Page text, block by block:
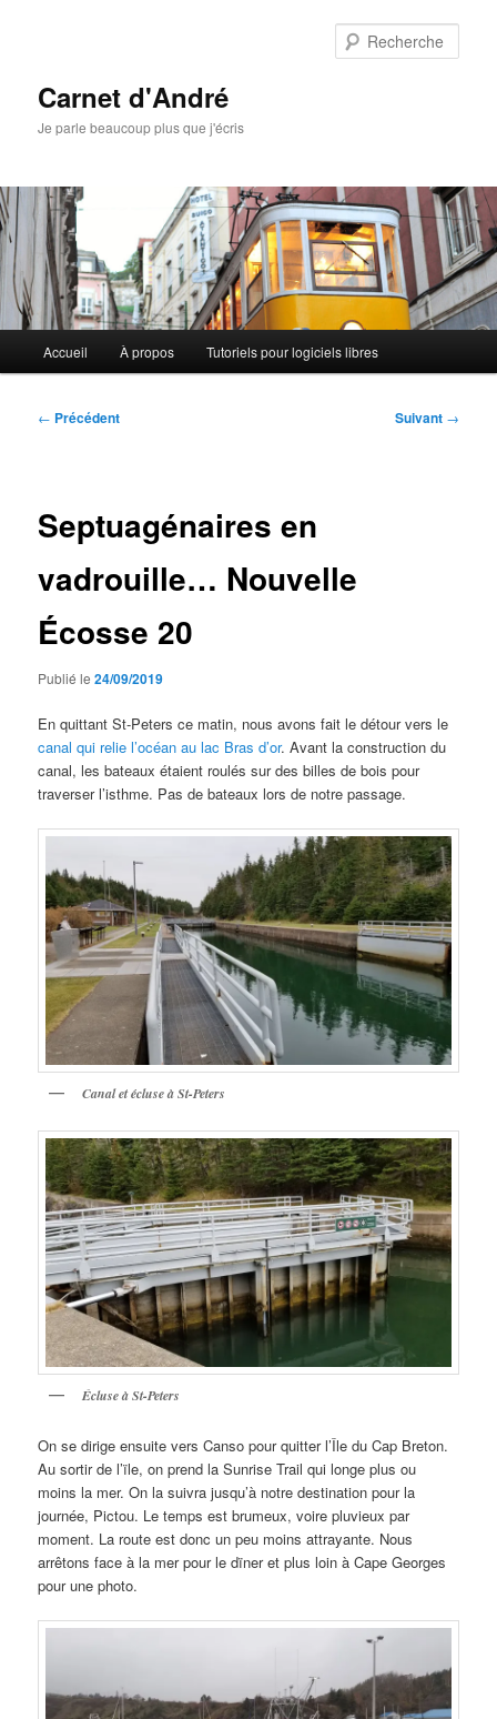
Carnet d'André
Je parle beaucoup plus que j'écris
principal
Accueil À propos Tutoriels pour logiciels libres
Navigation
← Précédent Suivant →
Septuagénaires en
vadrouille… Nouvelle
Écosse 20
Publié le24/09/2019
En quittant St-Peters ce matin, nous avons fait le détour vers le
canal qui relie l’océan au lac Bras d’or. Avant la construction du
canal, les bateaux étaient roulés sur des billes de bois pour
traverser l’isthme. Pas de bateaux lors de notre passage.
Canal et écluse à St-Peters
Écluse à St-Peters
On se dirige ensuite vers Canso pour quitter l’Île du Cap Breton.
Au sortir de l’ïle, on prend la Sunrise Trail qui longe plus ou
moins la mer. On la suivra jusqu’à notre destination pour la
journée, Pictou. Le temps est brumeux, voire pluvieux par
moment. La route est donc un peu moins attrayante. Nous
arrêtons face à la mer pour le dïner et plus loin à Cape Georges
pour une photo.